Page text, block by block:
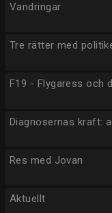
Vandringar
Tre rätter med
F19 - Flygaress och
Diagnosernas kraft:
Res med Jovan
Aktuellt